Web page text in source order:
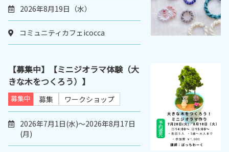
2026年8月19日（水）
コミュニティカフェicocca
【募集中】【ミニジオラマ体験（大
きな木をつくろう）】
募集中 募集 ワークショップ
2026年7月1日(水)～2026年8月17日
(月)